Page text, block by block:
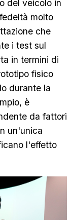
del veicolo in
molto
che
i test sul
in termini di
fisico
durante la
è
da fattori
un'unica
l'effetto